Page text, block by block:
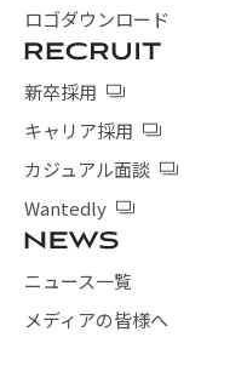
ロゴダウンロード
新卒採用
キャリア採用
カジュアル面談
Wantedly
ニュース一覧
メディアの皆様へ